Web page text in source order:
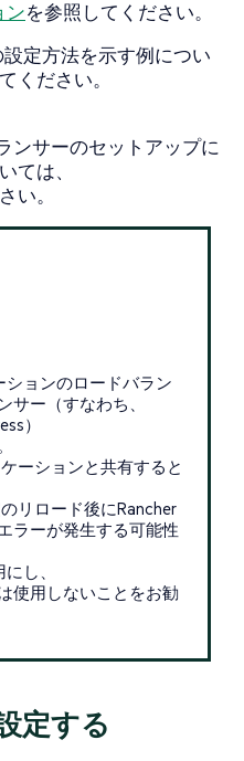
ンを参照してください。
定方法を示す例につい
ください。
ンサーのセットアップに
ては、
い。
ションのロードバラン
サー（すなわち、
）
ーションと共有すると
リロード後にRancher
ラーが発生する可能性
し、
使用しないことをお勧
定する